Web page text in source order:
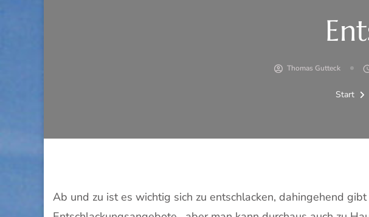
Thomas Gutteck
Start
Ab und zu ist es wichtig sich zu entschlacken, dahingehend